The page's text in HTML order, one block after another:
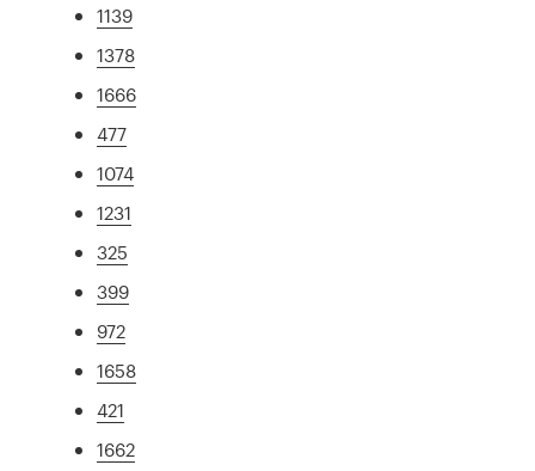
1139
1378
1666
477
1074
1231
325
399
972
1658
421
1662